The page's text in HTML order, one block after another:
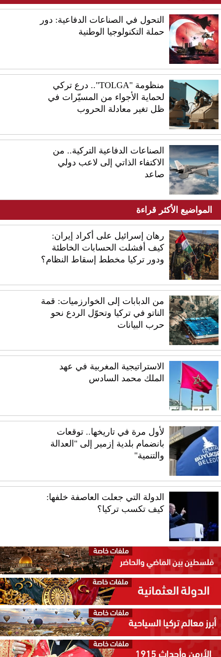
التحول في الصناعات الدفاعية: دور
حملة التكنولوجيا الوطنية
منظومة "TOLGA".. درع تركي
لحماية الأجواء من المسيّرات في
ظل تغير معادلة الحروب
الصناعات الدفاعية التركية.. من
الاكتفاء الذاتي إلى لاعب دولي
صاعد
المواضيع الأكثر قراءة
رهان إسرائيل على أكراد إيران:
كيف أفشلت الحسابات الخاطئة
ودور تركيا مخطط إسقاط النظام؟
من الدبابات إلى الخوارزميات: قمة
الناتو في تركيا وتحوّل الردع نحو
حرب البيانات
الاستراتيجية المغربية في عهد
الملك محمد السادس
لأول مرة في تاريخها.. توقعات
بانضمام بلدية إزمير إلى "العدالة
والتنمية"
الدولة التي جعلت العاصفة خلفها:
كيف تكسب تركيا؟